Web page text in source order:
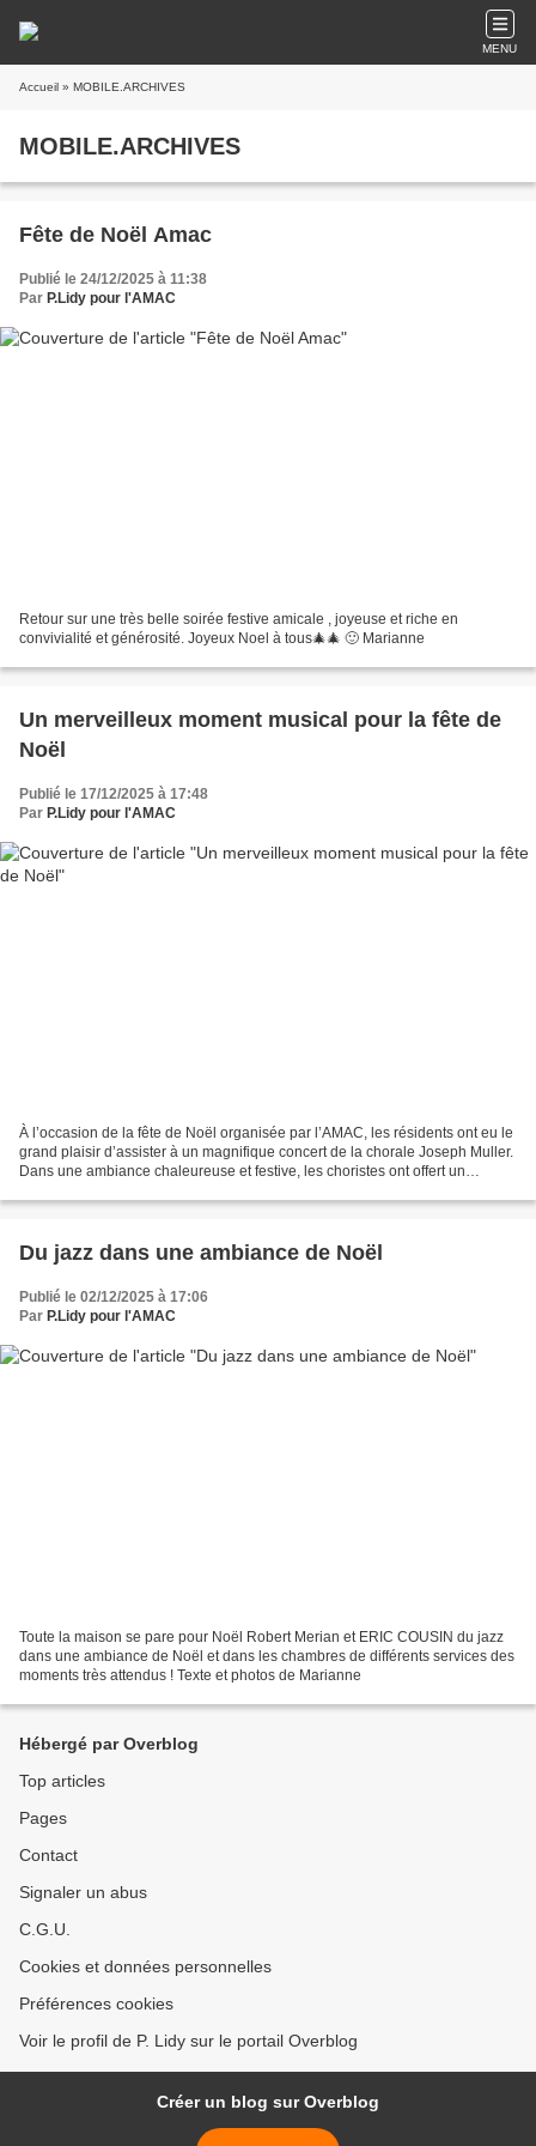
MENU
Accueil » MOBILE.ARCHIVES
MOBILE.ARCHIVES
Fête de Noël Amac
Publié le 24/12/2025 à 11:38
Par P.Lidy pour l'AMAC
Retour sur une très belle soirée festive amicale , joyeuse et riche en
convivialité et générosité. Joyeux Noel à tous🎄🎄 🙂 Marianne
Un merveilleux moment musical pour la fête de
Noël
Publié le 17/12/2025 à 17:48
Par P.Lidy pour l'AMAC
À l’occasion de la fête de Noël organisée par l’AMAC, les résidents ont eu le
grand plaisir d’assister à un magnifique concert de la chorale Joseph Muller.
Dans une ambiance chaleureuse et festive, les choristes ont offert un
Du jazz dans une ambiance de Noël
Publié le 02/12/2025 à 17:06
Par P.Lidy pour l'AMAC
Toute la maison se pare pour Noël Robert Merian et ERIC COUSIN du jazz
dans une ambiance de Noël et dans les chambres de différents services des
moments très attendus ! Texte et photos de Marianne
Hébergé par Overblog
Top articles
Pages
Contact
Signaler un abus
C.G.U.
Cookies et données personnelles
Préférences cookies
Voir le profil de P. Lidy sur le portail Overblog
Créer un blog sur Overblog